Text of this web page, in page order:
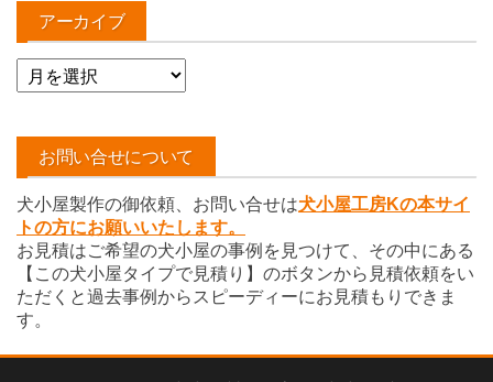
アーカイブ
ア
ー
イ
お問い合せについて
犬小屋製作の御依頼、お問い合せは犬小屋工房Kの本サイ
トの方にお願いいたします。
お見積はご希望の犬小屋の事例を見つけて、その中にある
【この犬小屋タイプで見積り】のボタンから見積依頼をい
ただくと過去事例からスピーディーにお見積もりできま
す。